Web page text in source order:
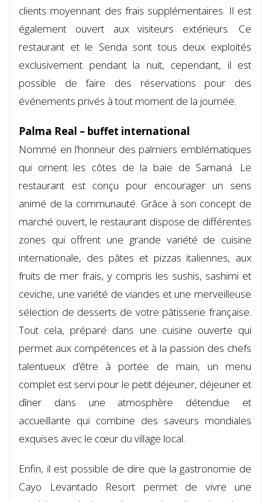
clients moyennant des frais supplémentaires. Il est
également ouvert aux visiteurs extérieurs. Ce
restaurant et le Senda sont tous deux exploités
exclusivement pendant la nuit, cependant, il est
possible de faire des réservations pour des
événements privés à tout moment de la journée.
Palma Real – buffet international
Nommé en l’honneur des palmiers emblématiques
qui ornent les côtes de la baie de Samaná. Le
restaurant est conçu pour encourager un sens
animé de la communauté. Grâce à son concept de
marché ouvert, le restaurant dispose de différentes
zones qui offrent une grande variété de cuisine
internationale, des pâtes et pizzas italiennes, aux
fruits de mer frais, y compris les sushis, sashimi et
ceviche, une variété de viandes et une merveilleuse
sélection de desserts de votre pâtisserie française.
Tout cela, préparé dans une cuisine ouverte qui
permet aux compétences et à la passion des chefs
talentueux d’être à portée de main, un menu
complet est servi pour le petit déjeuner, déjeuner et
dîner dans une atmosphère détendue et
accueillante qui combine des saveurs mondiales
exquises avec le cœur du village local.
Enfin, il est possible de dire que la gastronomie de
Cayo Levantado Resort permet de vivre une